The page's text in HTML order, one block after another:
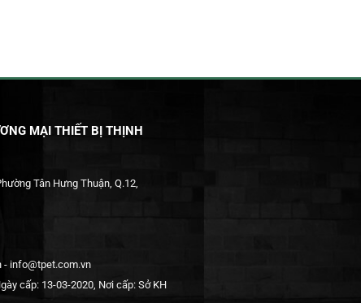
MẠI THIẾT BỊ THỊNH
Tân Hưng Thuận, Q.12,
info@tpet.com.vn
cấp: 13-03-2020, Nơi cấp: Sở KH